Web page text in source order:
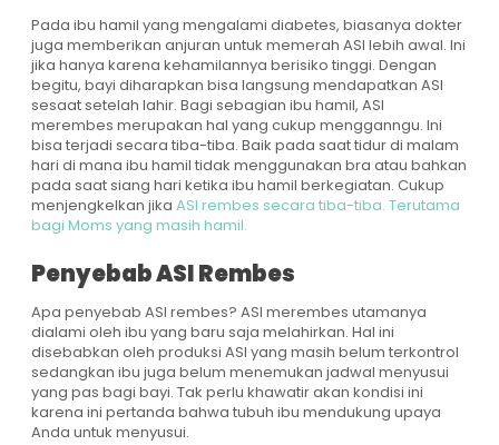
Pada ibu hamil yang mengalami diabetes, biasanya dokter
juga memberikan anjuran untuk memerah ASI lebih awal. Ini
jika hanya karena kehamilannya berisiko tinggi. Dengan
begitu, bayi diharapkan bisa langsung mendapatkan ASI
sesaat setelah lahir. Bagi sebagian ibu hamil, ASI
merembes merupakan hal yang cukup mengganngu. Ini
bisa terjadi secara tiba-tiba. Baik pada saat tidur di malam
hari di mana ibu hamil tidak menggunakan bra atau bahkan
pada saat siang hari ketika ibu hamil berkegiatan. Cukup
menjengkelkan jika ASI rembes secara tiba-tiba. Terutama
bagi Moms yang masih hamil.
Penyebab ASI Rembes
Apa penyebab ASI rembes? ASI merembes utamanya
dialami oleh ibu yang baru saja melahirkan. Hal ini
disebabkan oleh produksi ASI yang masih belum terkontrol
sedangkan ibu juga belum menemukan jadwal menyusui
yang pas bagi bayi. Tak perlu khawatir akan kondisi ini
karena ini pertanda bahwa tubuh ibu mendukung upaya
Anda untuk menyusui.